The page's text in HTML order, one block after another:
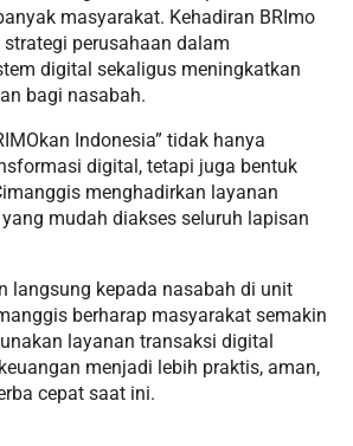
masyarakat. Kehadiran BRImo
perusahaan dalam
digital sekaligus meningkatkan
bagi nasabah.
Indonesia” tidak hanya
digital, tetapi juga bentuk
menghadirkan layanan
mudah diakses seluruh lapisan
langsung kepada nasabah di unit
berharap masyarakat semakin
layanan transaksi digital
menjadi lebih praktis, aman,
cepat saat ini.